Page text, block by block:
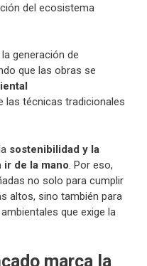
del ecosistema
generación de
que las obras se
las técnicas tradicionales
sostenibilidad y la
de la mano. Por eso,
no solo para cumplir
altos, sino también para
que exige la
marca la